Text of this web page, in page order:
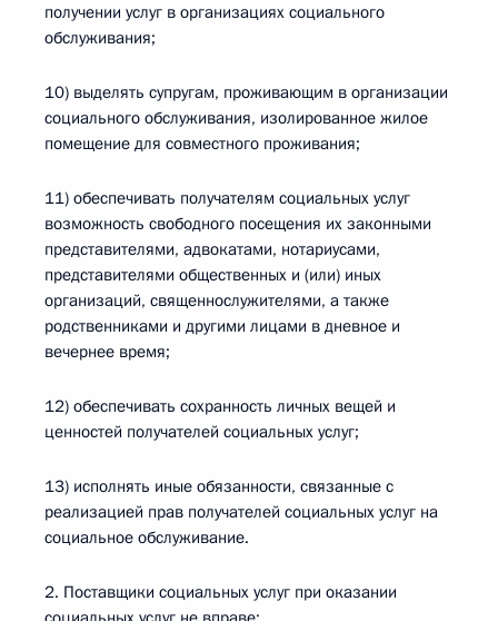
получении услуг в организациях социального
обслуживания;
10) выделять супругам, проживающим в организации
социального обслуживания, изолированное жилое
помещение для совместного проживания;
11) обеспечивать получателям социальных услуг
возможность свободного посещения их законными
представителями, адвокатами, нотариусами,
представителями общественных и (или) иных
организаций, священнослужителями, а также
родственниками и другими лицами в дневное и
вечернее время;
12) обеспечивать сохранность личных вещей и
ценностей получателей социальных услуг;
13) исполнять иные обязанности, связанные с
реализацией прав получателей социальных услуг на
социальное обслуживание.
2. Поставщики социальных услуг при оказании